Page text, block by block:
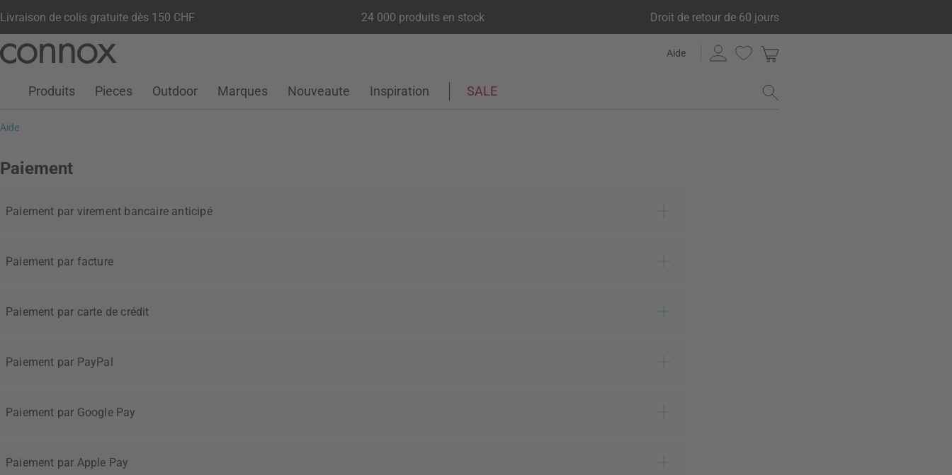
Livraison de colis gratuite dès 150 CHF 24 000 produits en stock Droit de retour de 60 jours
contenu
Aide
Votre compteListe de souhaits
Warenkorb
Produits Pieces Outdoor Marques Nouveaute Inspiration SALE
Aide
Paiement
Paiement par virement bancaire anticipé
Paiement par facture
Paiement par carte de crédit
Paiement par PayPal
Paiement par Google Pay
Paiement par Apple Pay